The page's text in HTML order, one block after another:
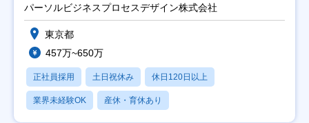
パーソルビジネスプロセスデザイン株式会社
東京都
457万~650万
正社員採用 土日祝休み 休日120日以上
業界未経験OK 産休・育休あり